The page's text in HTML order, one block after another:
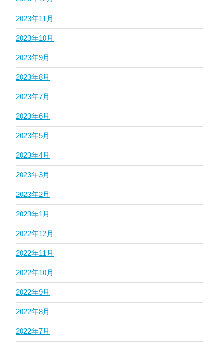
2023年11月
2023年10月
2023年9月
2023年8月
2023年7月
2023年6月
2023年5月
2023年4月
2023年3月
2023年2月
2023年1月
2022年12月
2022年11月
2022年10月
2022年9月
2022年8月
2022年7月